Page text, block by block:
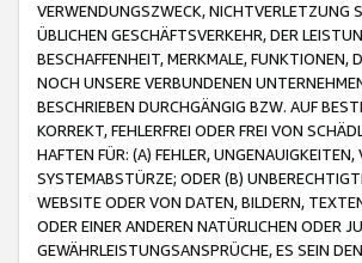
VERWENDUNGSZWECK, NICHTVERLETZUNG
ÜBLICHEN GESCHÄFTSVERKEHR, DER
BESCHAFFENHEIT, MERKMALE, FUNKTIONEN,
NOCH UNSERE VERBUNDENEN
BESCHRIEBEN DURCHGÄNGIG BZW. AUF
KORREKT, FEHLERFREI ODER FREI VON
HAFTEN FÜR: (A) FEHLER,
SYSTEMABSTÜRZE; ODER (B)
WEBSITE ODER VON DATEN, BILDERN,
ODER EINER ANDEREN NATÜRLICHEN ODER
GEWÄHRLEISTUNGSANSPRÜCHE, ES SEIN